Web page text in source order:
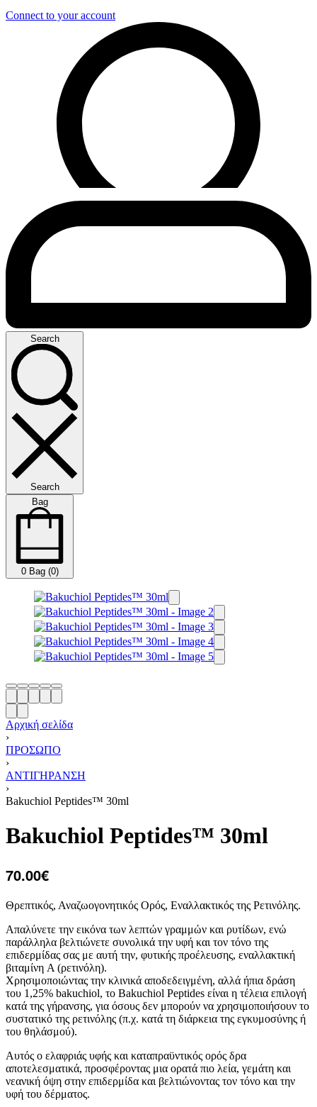
Connect to your account
Search
Search
Bag
0 Bag (0)
Αρχική σελίδα
›
ΠΡΟΣΩΠΟ
›
ΑΝΤΙΓΗΡΑΝΣΗ
›
Bakuchiol Peptides™ 30ml
Bakuchiol Peptides™ 30ml
70.00€
Θρεπτικός, Αναζωογονητικός Ορός, Εναλλακτικός της Ρετινόλης.
Απαλύνετε την εικόνα των λεπτών γραμμών και ρυτίδων, ενώ
παράλληλα βελτιώνετε συνολικά την υφή και τον τόνο της
επιδερμίδας σας με αυτή την, φυτικής προέλευσης, εναλλακτική
βιταμίνη A (ρετινόλη).
Χρησιμοποιώντας την κλινικά αποδεδειγμένη, αλλά ήπια δράση
του 1,25% bakuchiol, το Bakuchiol Peptides είναι η τέλεια επιλογή
κατά της γήρανσης, για όσους δεν μπορούν να χρησιμοποιήσουν το
συστατικό της ρετινόλης (π.χ. κατά τη διάρκεια της εγκυμοσύνης ή
του θηλάσμού).
Αυτός ο ελαφριάς υφής και καταπραϋντικός ορός δρα
αποτελεσματικά, προσφέροντας μια ορατά πιο λεία, γεμάτη και
νεανική όψη στην επιδερμίδα και βελτιώνοντας τον τόνο και την
υφή του δέρματος.